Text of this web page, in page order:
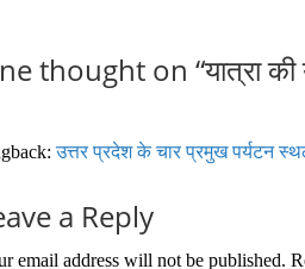
thought on “यात्रा
उत्तर प्रदेश के चार प्रमुख पर्यटन
a Reply
email address will not be published.